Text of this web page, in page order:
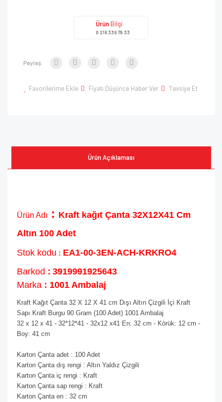
Ürün Bilgi
0 216 339 78 33
Paylaş:
Favorilerime Ekle Fiyatı Düşünce Haber Ver Tavsiye Et
Ürün Açıklaması
Ürün Adı : Kraft kağıt Çanta 32X12X41 Cm
Altın 100 Adet
Stok kodu : EA1-00-3EN-ACH-KRKRO4
Barkod : 3919991925643
Marka : 1001 Ambalaj
Kraft Kağıt Çanta 32 X 12 X 41 cm Dışı Altın Çizgili İçi Kraft
Sapı Kraft Burgu 90 Gram (100 Adet) 1001 Ambalaj
32 x 12 x 41 - 32*12*41 - 32x12 x41 En: 32 cm - Körük: 12 cm -
Boy: 41 cm
Karton Çanta adet : 100 Adet
Karton Çanta dış rengi : Altın Yaldız Çizgili
Karton Çanta iç rengi : Kraft
Karton Çanta sap rengi : Kraft
Karton Çanta en : 32 cm